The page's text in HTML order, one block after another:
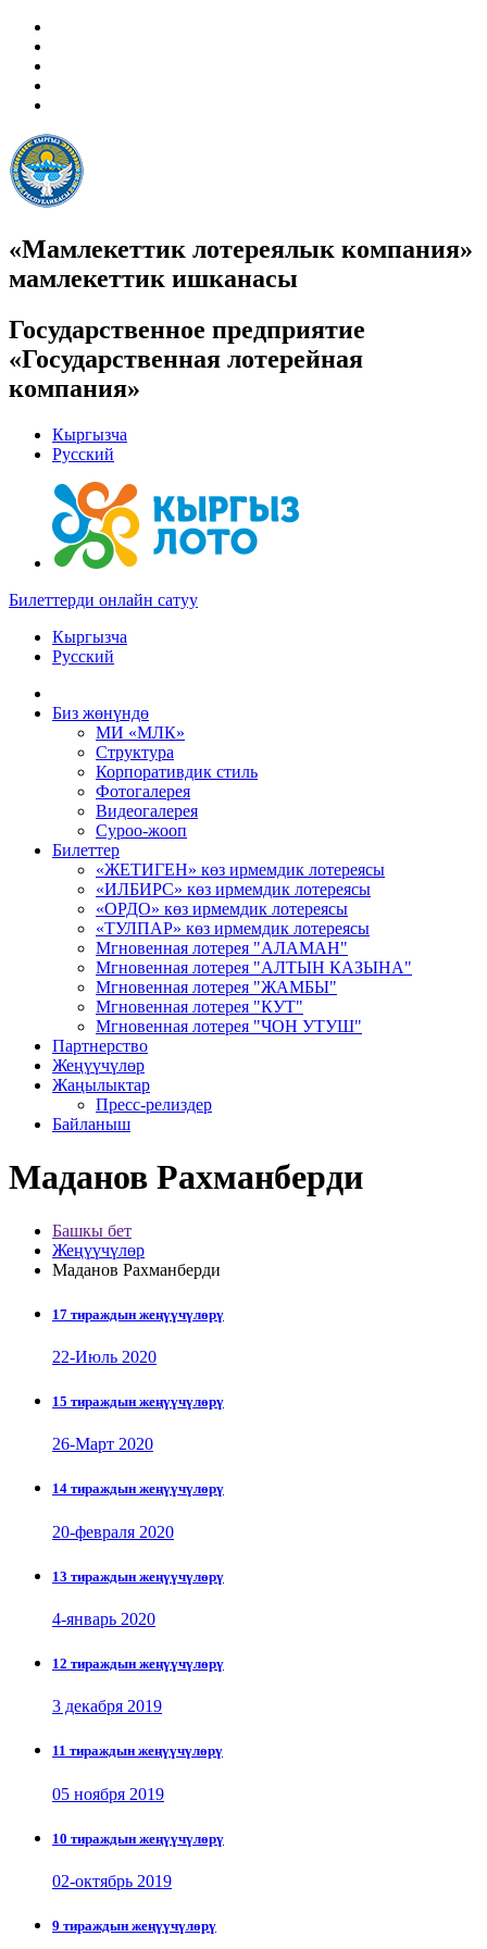
«Мамлекеттик лотереялык компания»
мамлекеттик ишканасы
Государственное предприятие
«Государственная лотерейная
компания»
Кыргызча
Русский
Билеттерди онлайн сатуу
Кыргызча
Русский
Биз жөнүндө
МИ «МЛК»
Структура
Корпоративдик стиль
Фотогалерея
Видеогалерея
Суроо-жооп
Билеттер
«ЖЕТИГЕН» көз ирмемдик лотереясы
«ИЛБИРС» көз ирмемдик лотереясы
«ОРДО» көз ирмемдик лотереясы
«ТУЛПАР» көз ирмемдик лотереясы
Мгновенная лотерея "АЛАМАН"
Мгновенная лотерея "АЛТЫН КАЗЫНА"
Мгновенная лотерея "ЖАМБЫ"
Мгновенная лотерея "КУТ"
Мгновенная лотерея "ЧОН УТУШ"
Партнерство
Жеңүүчүлөр
Жаңылыктар
Пресс-релиздер
Байланыш
Маданов Рахманберди
Башкы бет
Жеңүүчүлөр
Маданов Рахманберди
17 тираждын жеңүүчүлөрү
22-Июль 2020
15 тираждын жеңүүчүлөрү
26-Март 2020
14 тираждын жеңүүчүлөрү
20-февраля 2020
13 тираждын жеңүүчүлөрү
4-январь 2020
12 тираждын жеңүүчүлөрү
3 декабря 2019
11 тираждын жеңүүчүлөрү
05 ноября 2019
10 тираждын жеңүүчүлөрү
02-октябрь 2019
9 тираждын жеңүүчүлөрү